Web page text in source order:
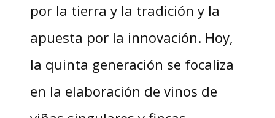
por la tierra y la tradición y la
apuesta por la innovación. Hoy,
la quinta generación se focaliza
en la elaboración de vinos de